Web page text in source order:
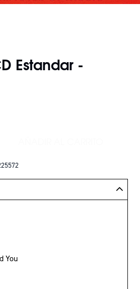
Estandar -
You